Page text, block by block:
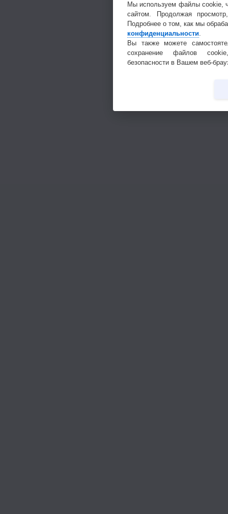
Мы используем файлы cookie,
сайтом. Продолжая
Подробнее о том, как мы
конфиденциальности.
Вы также можете
сохранение файлов
безопасности в Вашем веб-